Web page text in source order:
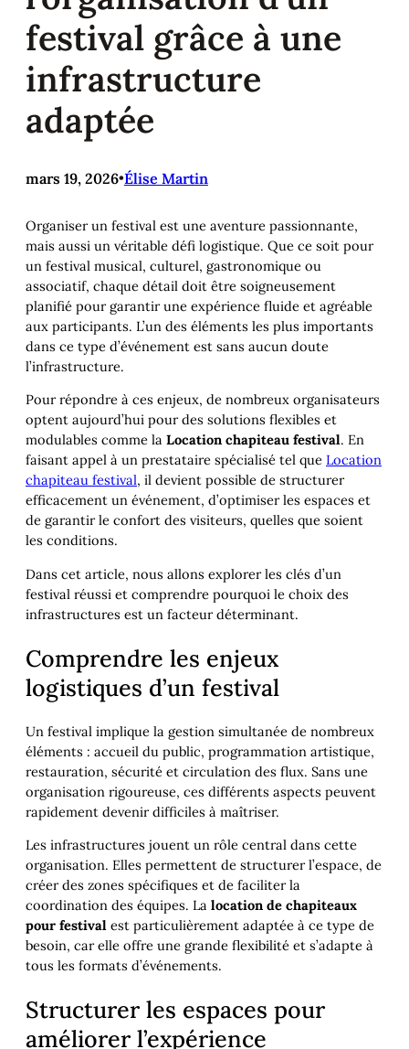
festival grâce à une
infrastructure
adaptée
mars 19, 2026•Élise Martin
Organiser un festival est une aventure passionnante,
mais aussi un véritable défi logistique. Que ce soit pour
un festival musical, culturel, gastronomique ou
associatif, chaque détail doit être soigneusement
planifié pour garantir une expérience fluide et agréable
aux participants. L’un des éléments les plus importants
dans ce type d’événement est sans aucun doute
l’infrastructure.
Pour répondre à ces enjeux, de nombreux organisateurs
optent aujourd’hui pour des solutions flexibles et
modulables comme la Location chapiteau festival. En
faisant appel à un prestataire spécialisé tel que Location
chapiteau festival, il devient possible de structurer
efficacement un événement, d’optimiser les espaces et
de garantir le confort des visiteurs, quelles que soient
les conditions.
Dans cet article, nous allons explorer les clés d’un
festival réussi et comprendre pourquoi le choix des
infrastructures est un facteur déterminant.
Comprendre les enjeux
logistiques d’un festival
Un festival implique la gestion simultanée de nombreux
éléments : accueil du public, programmation artistique,
restauration, sécurité et circulation des flux. Sans une
organisation rigoureuse, ces différents aspects peuvent
rapidement devenir difficiles à maîtriser.
Les infrastructures jouent un rôle central dans cette
organisation. Elles permettent de structurer l’espace, de
créer des zones spécifiques et de faciliter la
coordination des équipes. La location de chapiteaux
pour festival est particulièrement adaptée à ce type de
besoin, car elle offre une grande flexibilité et s’adapte à
tous les formats d’événements.
Structurer les espaces pour
améliorer l’expérience